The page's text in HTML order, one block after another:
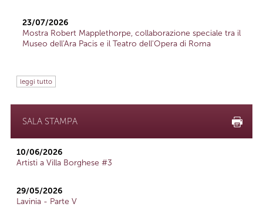
23/07/2026
Mostra Robert Mapplethorpe, collaborazione speciale tra il
Museo dell'Ara Pacis e il Teatro dell'Opera di Roma
leggi tutto
SALA STAMPA
10/06/2026
Artisti a Villa Borghese #3
29/05/2026
Lavinia - Parte V